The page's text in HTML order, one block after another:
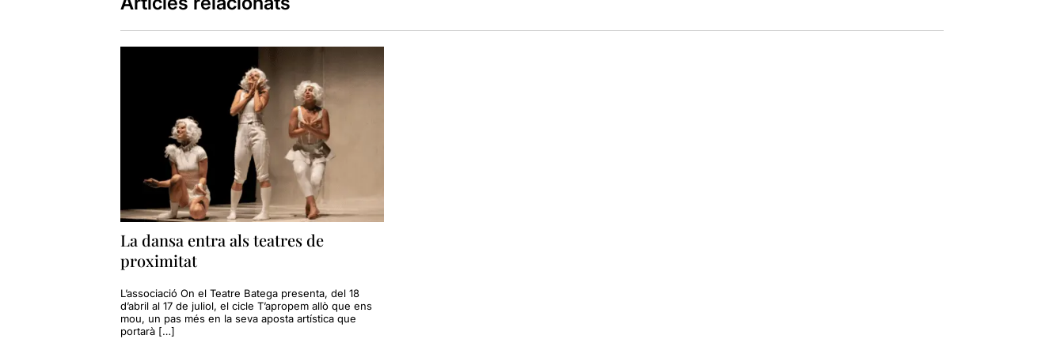
En elsegüent enllaç, a més dela meva opinióhe escrit el que vaig poderanortar sobre el col·loqui de la
mateixa. Crec que és important per conèixer informació sobre l'obra. I s'ha de dir que al Maldà es podrà
La dansa entra als teatres de
proximitat
L’associació On el Teatre Batega presenta, del 18
d’abril al 17 de juliol, el cicle T’apropem allò que ens
mou, un pas més en la seva aposta artística que
portarà […]